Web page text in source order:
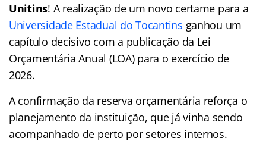
Unitins! A realização de um novo certame para a
Universidade Estadual do Tocantins ganhou um
capítulo decisivo com a publicação da Lei
Orçamentária Anual (LOA) para o exercício de
2026.
A confirmação da reserva orçamentária reforça o
planejamento da instituição, que já vinha sendo
acompanhado de perto por setores internos.